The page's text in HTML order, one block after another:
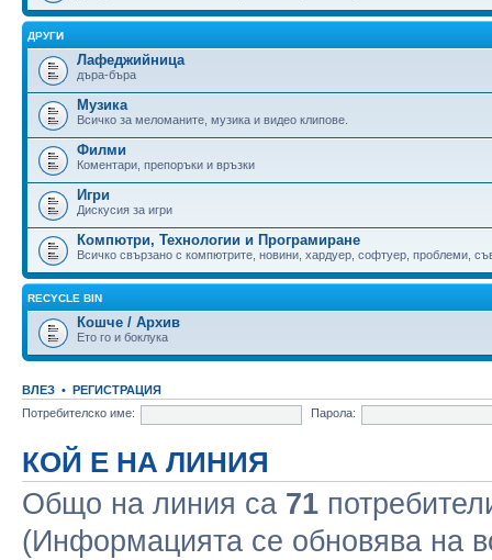
ДРУГИ
Лафеджийница
дъра-бъра
Музика
Всичко за меломаните, музика и видео клипове.
Филми
Коментари, препоръки и връзки
Игри
Дискусия за игри
Компютри, Технологии и Програмиране
Всичко свързано с компютрите, новини, хардуер, софтуер, проблеми,
RECYCLE BIN
Кошче / Архив
Ето го и боклука
ВЛЕЗ • РЕГИСТРАЦИЯ
Потребителско име:
Парола:
КОЙ Е НА ЛИНИЯ
Общо на линия са 71
(Информацията се обновява на